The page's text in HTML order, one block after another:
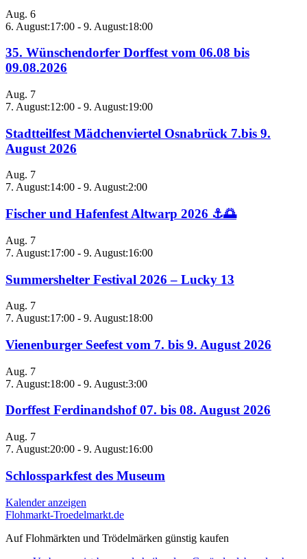
Aug. 6
6. August:17:00 - 9. August:18:00
35. Wünschendorfer Dorffest vom 06.08 bis
09.08.2026
Aug. 7
7. August:12:00 - 9. August:19:00
Stadtteilfest Mädchenviertel Osnabrück 7.bis 9.
August 2026
Aug. 7
7. August:14:00 - 9. August:2:00
Fischer und Hafenfest Altwarp 2026 ⚓🌅
Aug. 7
7. August:17:00 - 9. August:16:00
Summershelter Festival 2026 – Lucky 13
Aug. 7
7. August:17:00 - 9. August:18:00
Vienenburger Seefest vom 7. bis 9. August 2026
Aug. 7
7. August:18:00 - 9. August:3:00
Dorffest Ferdinandshof 07. bis 08. August 2026
Aug. 7
7. August:20:00 - 9. August:16:00
Schlossparkfest des Museum
Kalender anzeigen
Flohmarkt-Troedelmarkt.de
Auf Flohmärkten und Trödelmärken günstig kaufen